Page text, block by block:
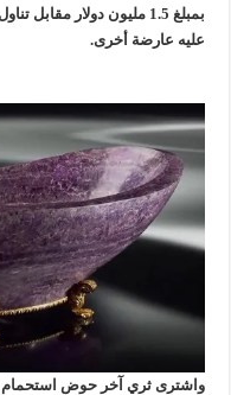
بمبلغ 1.5 مليون دولار
عليه عارضة أخرى.